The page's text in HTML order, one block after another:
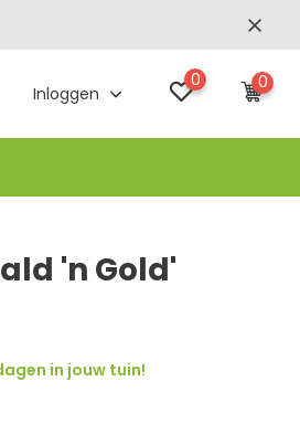
Inloggen
0 0
'n Gold'
in jouw tuin!